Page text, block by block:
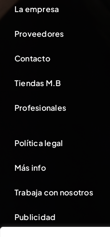
La empresa
Proveedores
Contacto
Tiendas M.B
Profesionales
Política legal
Más info
Trabaja con nosotros
Publicidad